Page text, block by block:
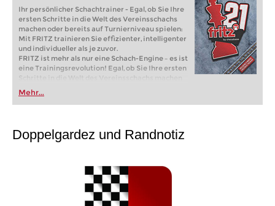
Ihr persönlicher Schachtrainer - Egal, ob Sie Ihre
ersten Schritte in die Welt des Vereinsschachs
machen oder bereits auf Turnierniveau spielen:
Mit FRITZ trainieren Sie effizienter, intelligenter
und individueller als je zuvor.
FRITZ ist mehr als nur eine Schach-Engine – es ist
eine Trainingsrevolution! Egal, ob Sie Ihre ersten
Schritte in die Welt des Vereinsschachs machen
oder bereits auf Turnierniveau spielen: Mit
FRITZ trainieren Sie effizienter, intelligenter und
individueller als je zuvor.
Mehr...
Doppelgardez und Randnotiz